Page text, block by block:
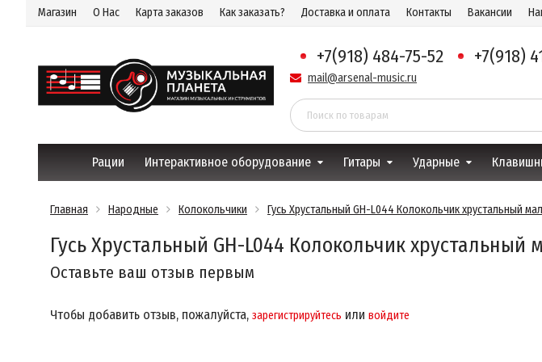
Магазин О Нас Карта заказов Как заказать? Доставка и оплата Контакты Вакансии
+7(918) 484-75-52 +7(918)
mail@arsenal-music.ru
Рации Интерактивное оборудование Гитары Ударные
Главная Народные Колокольчики Гусь Хрустальный GH-L044 Колокольчик хрустальный
Гусь Хрустальный GH-L044 Колокольчик
Оставьте ваш отзыв первым
Чтобы добавить отзыв, пожалуйста, зарегистрируйтесь или войдите